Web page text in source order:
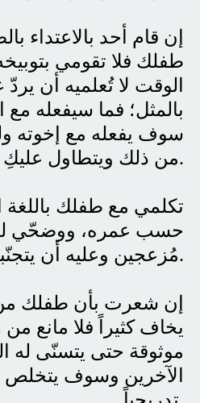
طفلك فلا تقومي
الوقت لا تُعلميه أن
بالمثل؛ فما سيفعله مع
سوف يفعله مع إخوته
من ذلك ويتطاول عليكِ.
حسب عمره، ووضحّي له
مُزعجين وعليه أن.
يخاف كثيراً فلا مانع
موثوقة حتى يتسنّى له
الآخرين وسوف